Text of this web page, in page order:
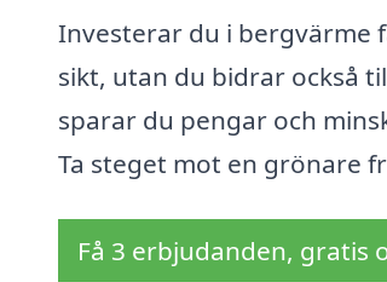
Investerar du i bergvärme
sikt, utan du bidrar också
sparar du pengar och
Ta steget mot en grönare
Få 3 erbjudanden, gratis